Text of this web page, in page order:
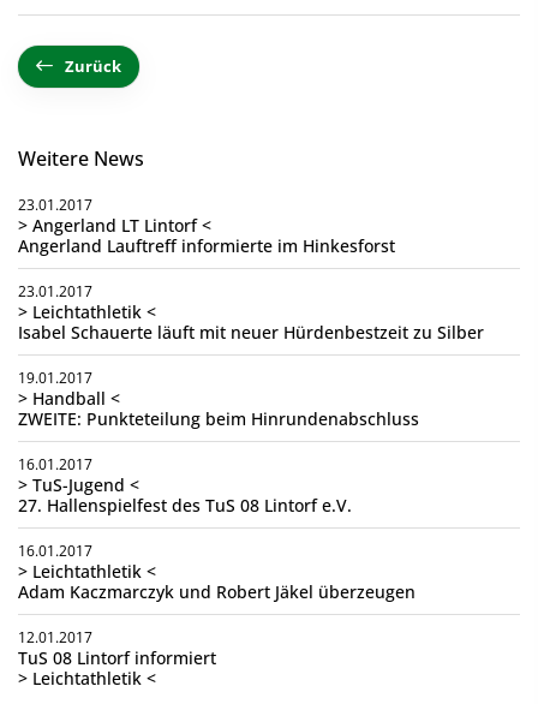
Zurück
Weitere News
23.01.2017
> Angerland LT Lintorf <
Angerland Lauftreff informierte im Hinkesforst
23.01.2017
> Leichtathletik <
Isabel Schauerte läuft mit neuer Hürdenbestzeit zu Silber
19.01.2017
> Handball <
ZWEITE: Punkteteilung beim Hinrundenabschluss
16.01.2017
> TuS-Jugend <
27. Hallenspielfest des TuS 08 Lintorf e.V.
16.01.2017
> Leichtathletik <
Adam Kaczmarczyk und Robert Jäkel überzeugen
12.01.2017
TuS 08 Lintorf informiert
> Leichtathletik <